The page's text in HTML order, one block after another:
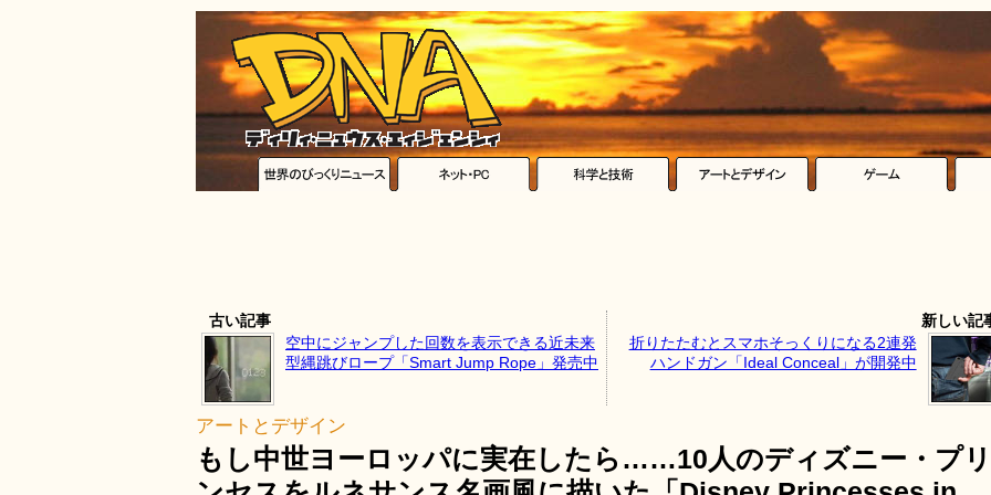
古い記事
空中にジャンプした回数を表示できる近未来
型縄跳びロープ「Smart Jump Rope」発売中
新しい記
折りたたむとスマホそっくりになる2連発
ハンドガン「Ideal Conceal」が開発中
アートとデザイン
もし中世ヨーロッパに実在したら……10人のディズニー・プリ